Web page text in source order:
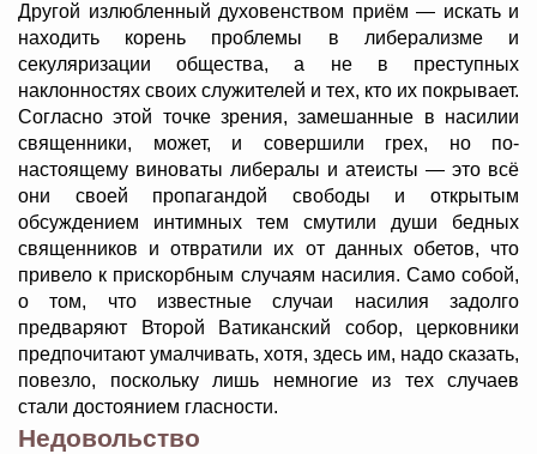
Другой излюбленный духовенством приём — искать и
находить корень проблемы в либерализме и
секуляризации общества, а не в преступных
наклонностях своих служителей и тех, кто их покрывает.
Согласно этой точке зрения, замешанные в насилии
священники, может, и совершили грех, но по-
настоящему виноваты либералы и атеисты — это всё
они своей пропагандой свободы и открытым
обсуждением интимных тем смутили души бедных
священников и отвратили их от данных обетов, что
привело к прискорбным случаям насилия. Само собой,
о том, что известные случаи насилия задолго
предваряют Второй Ватиканский собор, церковники
предпочитают умалчивать, хотя, здесь им, надо сказать,
повезло, поскольку лишь немногие из тех случаев
стали достоянием гласности.
Недовольство